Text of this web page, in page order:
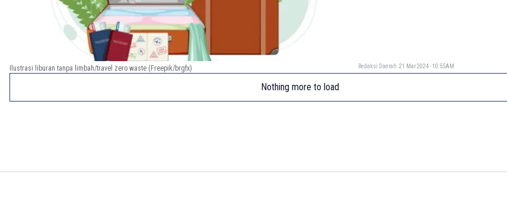
Redaksi Daerah 21 Mar 2024 - 10:55AM
Ilustrasi liburan tanpa limbah/travel zero waste (Freepik/brgfx)
Nothing more to load